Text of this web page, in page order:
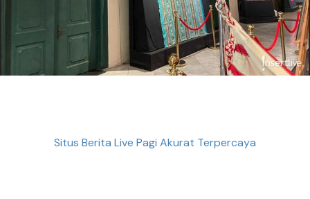
Situs Berita Live Pagi Akurat Terpercaya